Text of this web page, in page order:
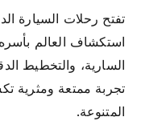
تفتح رحلات السيارة
استكشاف العالم
السارية، والتخطيط
تجربة ممتعة ومثرية
المتنوعة.